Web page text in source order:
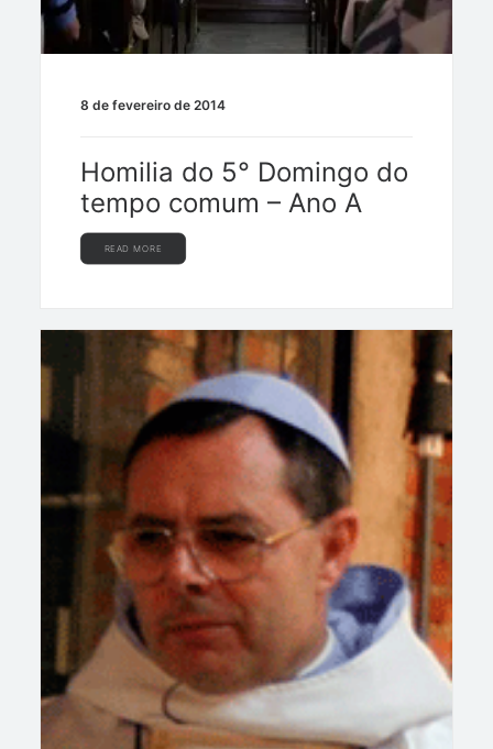
8 de fevereiro de 2014
Homilia do 5° Domingo do
tempo comum – Ano A
READ MORE